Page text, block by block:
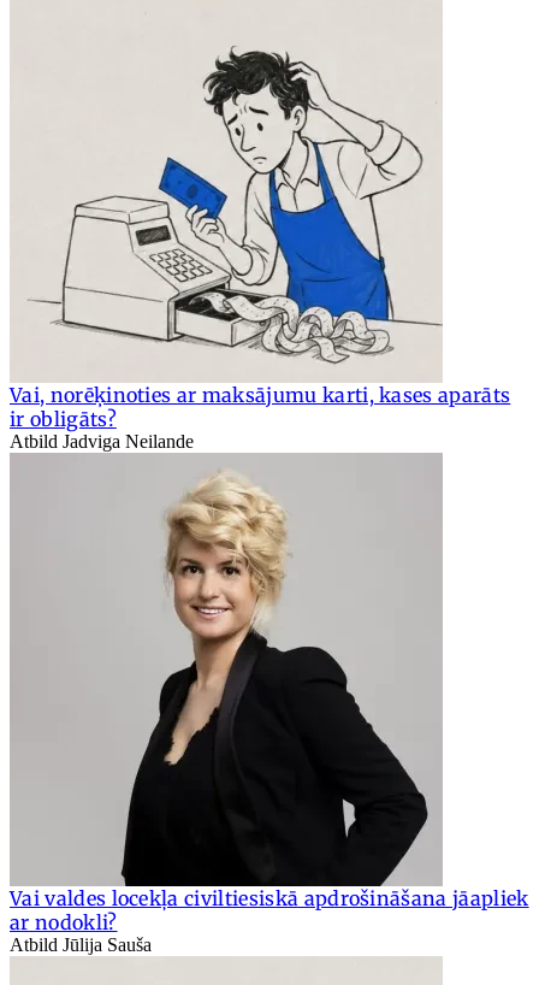
Vai, norēķinoties ar maksājumu karti, kases aparāts
ir obligāts?
Atbild Jadviga Neilande
Vai valdes locekļa civiltiesiskā apdrošināšana jāapliek
ar nodokli?
Atbild Jūlija Sauša